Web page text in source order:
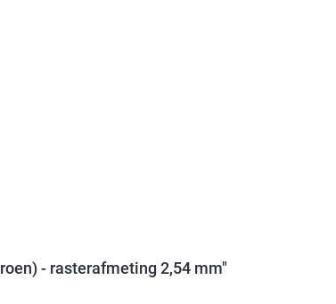
- rasterafmeting 2,54 mm"